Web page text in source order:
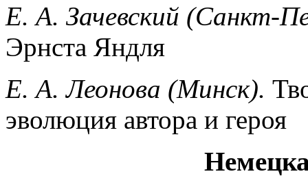
Е. А. Зачевский (Санкт-
Эрнста Яндля
Е. А. Леонова (Минск).
эволюция автора и героя